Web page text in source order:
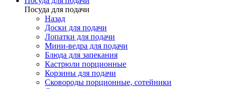
Посуда для подачи
Назад
Доски для подачи
Лопатки для подачи
Мини-ведра для подачи
Блюда для запекания
Кастрюли порционные
Корзины для подачи
Сковороды порционные, сотейники